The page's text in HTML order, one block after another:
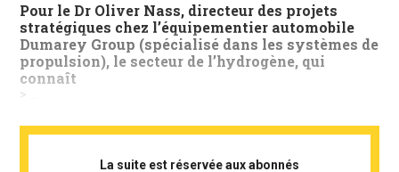
Pour le Dr Oliver Nass, directeur des projets
stratégiques chez l’équipementier automobile
Dumarey Group (spécialisé dans les systèmes de
propulsion), le secteur de l’hydrogène, qui
connaît
> ...
La suite est réservée aux abonnés